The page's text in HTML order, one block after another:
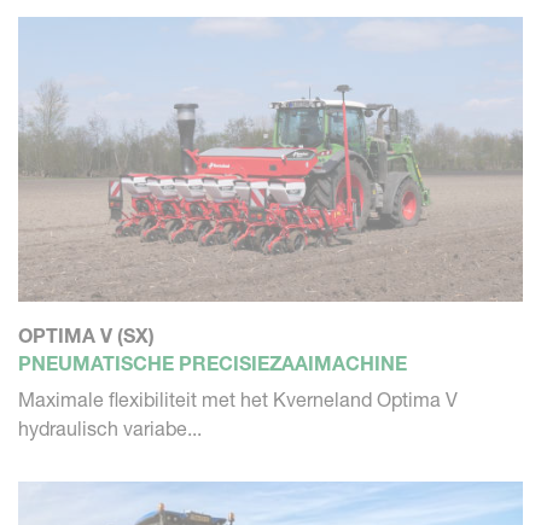
OPTIMA V (SX)
PNEUMATISCHE PRECISIEZAAIMACHINE
Maximale flexibiliteit met het Kverneland Optima V
hydraulisch variabe...